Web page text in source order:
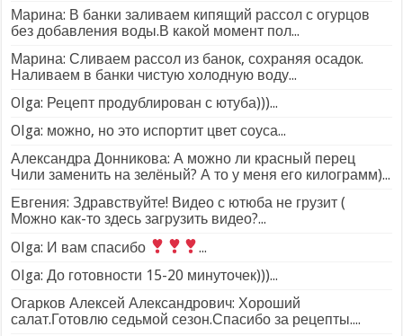
Марина: В банки заливаем кипящий рассол с огурцов
без добавления воды.В какой момент пол...
Марина: Сливаем рассол из банок, сохраняя осадок.
Наливаем в банки чистую холодную воду...
Olga: Рецепт продублирован с ютуба)))...
Olga: можно, но это испортит цвет соуса...
Александра Донникова: А можно ли красный перец
Чили заменить на зелёный? А то у меня его килограмм)...
Евгения: Здравствуйте! Видео с ютюба не грузит (
Можно как-то здесь загрузить видео?...
Olga: И вам спасибо
...
Olga: До готовности 15-20 минуточек)))...
Огарков Алексей Александрович: Хороший
салат.Готовлю седьмой сезон.Спасибо за рецепты....